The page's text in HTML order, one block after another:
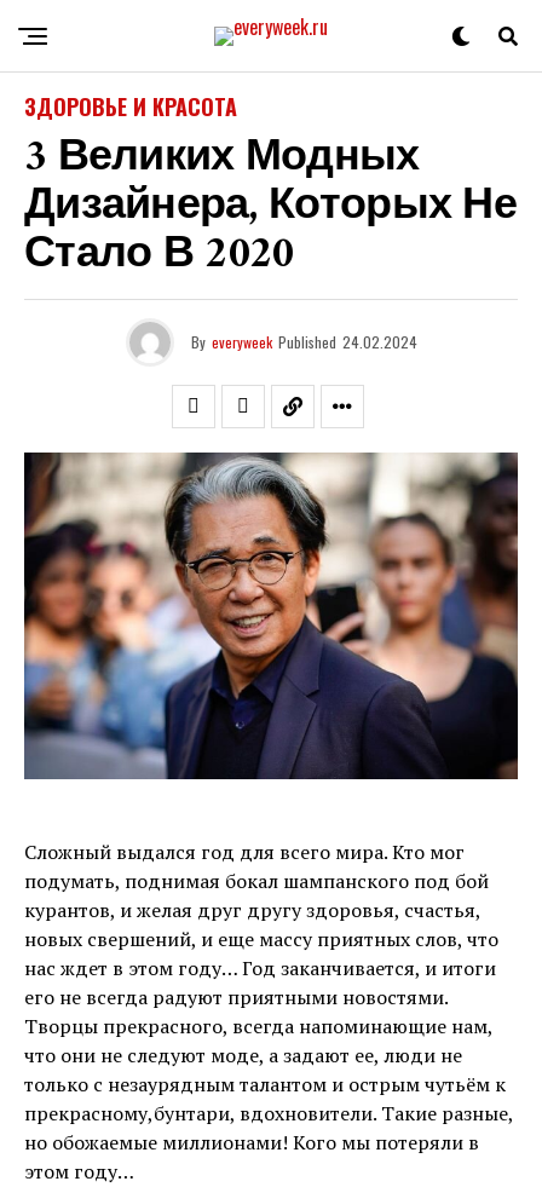
ЗДОРОВЬЕ И КРАСОТА
3 Великих Модных
Дизайнера, Которых Не
Стало В 2020
By everyweek Published 24.02.2024
Сложный выдался год для всего мира. Кто мог
подумать, поднимая бокал шампанского под бой
курантов, и желая друг другу здоровья, счастья,
новых свершений, и еще массу приятных слов, что
нас ждет в этом году… Год заканчивается, и итоги
его не всегда радуют приятными новостями.
Творцы прекрасного, всегда напоминающие нам,
что они не следуют моде, а задают ее, люди не
только с незаурядным талантом и острым чутьём к
прекрасному,бунтари, вдохновители. Такие разные,
но обожаемые миллионами! Кого мы потеряли в
этом году…